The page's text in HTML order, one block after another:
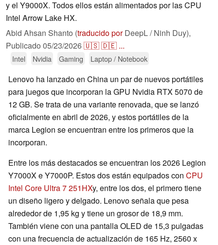
y el Y9000X. Todos ellos están alimentados por las CPU
Intel Arrow Lake HX.
Abid Ahsan Shanto (traducido porDeepL / Ninh Duy),
Publicado 05/23/2026🇺🇸🇩🇪 ...
Intel Nvidia Gaming Laptop / Notebook
Lenovo ha lanzado en China un par de nuevos portátiles
para juegos que incorporan la GPU Nvidia RTX 5070 de
12 GB. Se trata de una variante renovada, que se lanzó
oficialmente en abril de 2026, y estos portátiles de la
marca Legion se encuentran entre los primeros que la
incorporan.
Entre los más destacados se encuentran los 2026 Legion
Y7000X e Y7000P. Estos dos están equipados con CPU
Intel Core Ultra 7 251HXy, entre los dos, el primero tiene
un diseño ligero y delgado. Lenovo señala que pesa
alrededor de 1,95 kg y tiene un grosor de 18,9 mm.
También viene con una pantalla OLED de 15,3 pulgadas
con una frecuencia de actualización de 165 Hz, 2560 x